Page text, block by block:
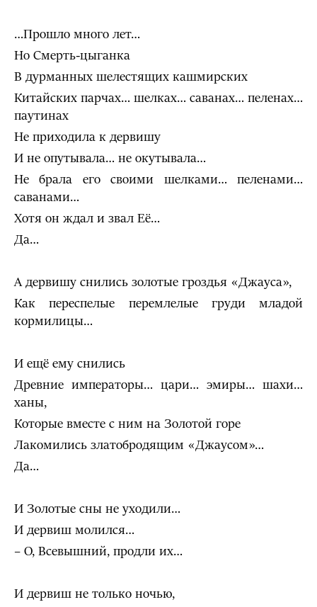
…Прошло много лет…
Но Смерть-цыганка
В дурманных шелестящих кашмирских
Китайских парчах… шелках… саванах… пеленах…
паутинах
Не приходила к дервишу
И не опутывала… не окутывала…
Не брала его своими шелками… пеленами…
саванами…
Хотя он ждал и звал Её…
Да…
А дервишу снились золотые гроздья «Джауса»,
Как переспелые перемлелые груди младой
кормилицы…
И ещё ему снились
Древние императоры… цари… эмиры… шахи…
ханы,
Которые вместе с ним на Золотой горе
Лакомились златобродящим «Джаусом»…
Да…
И Золотые сны не уходили…
И дервиш молился…
– О, Всевышний, продли их…
И дервиш не только ночью,